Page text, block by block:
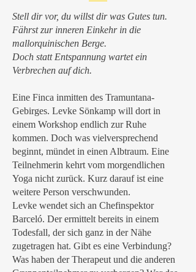
Stell dir vor, du willst dir was Gutes tun.
Fährst zur inneren Einkehr in die
mallorquinischen Berge.
Doch statt Entspannung wartet ein
Verbrechen auf dich.
Eine Finca inmitten des Tramuntana-
Gebirges. Levke Sönkamp will dort in
einem Workshop endlich zur Ruhe
kommen. Doch was vielversprechend
beginnt, mündet in einen Albtraum. Eine
Teilnehmerin kehrt vom morgendlichen
Yoga nicht zurück. Kurz darauf ist eine
weitere Person verschwunden.
Levke wendet sich an Chefinspektor
Barceló. Der ermittelt bereits in einem
Todesfall, der sich ganz in der Nähe
zugetragen hat. Gibt es eine Verbindung?
Was haben der Therapeut und die anderen